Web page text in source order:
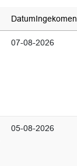
DatumIngekomen
07-08-2026
05-08-2026